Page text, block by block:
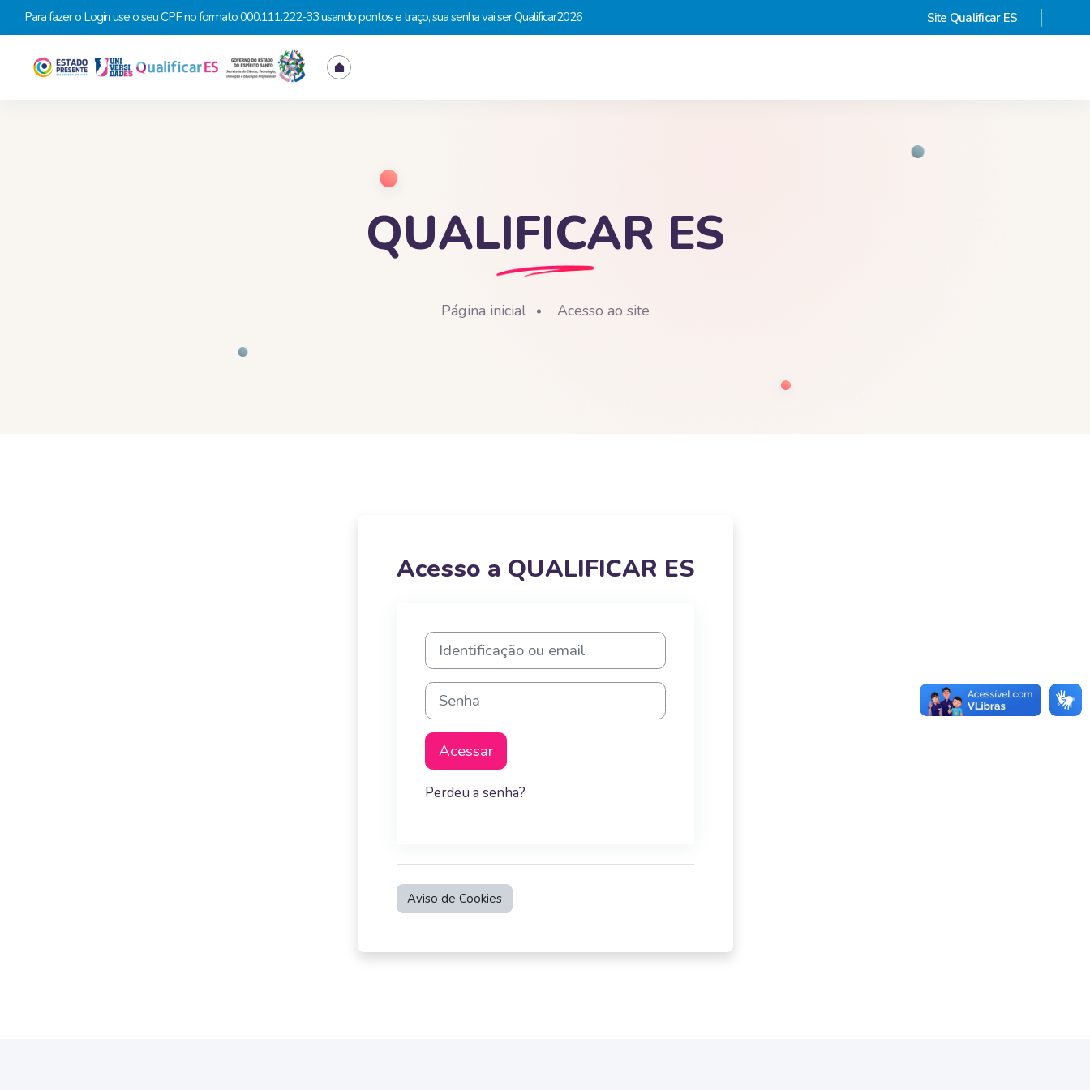
Para fazer o Login use o seu CPF no formato 000.111.222-33 usando pontos e traço, sua senha vai ser Qualificar2026 Site Qualificar ES
QUALIFICAR ES
Página inicial Acesso ao site
Acesso a QUALIFICAR ES
Identificação ou email
Senha
Acessar
Perdeu a senha?
Aviso de Cookies